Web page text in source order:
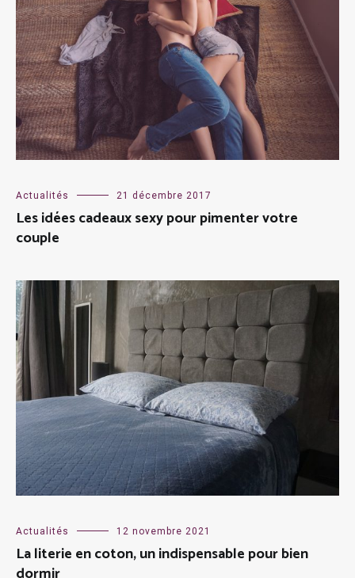
Actualités 21 décembre 2017
Les idées cadeaux sexy pour pimenter votre
couple
Actualités 12 novembre 2021
La literie en coton, un indispensable pour bien